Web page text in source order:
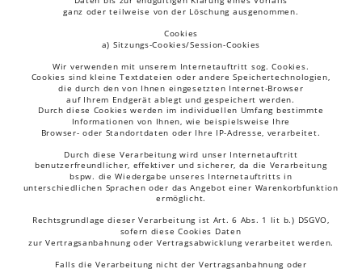
ganz oder teilweise von der Löschung ausgenommen.
Cookies
a) Sitzungs-Cookies/Session-Cookies
Wir verwenden mit unserem Internetauftritt sog. Cookies.
Cookies sind kleine Textdateien oder andere Speichertechnologien,
die durch den von Ihnen eingesetzten Internet-Browser
auf Ihrem Endgerät ablegt und gespeichert werden.
Durch diese Cookies werden im individuellen Umfang bestimmte
Informationen von Ihnen, wie beispielsweise Ihre
Browser- oder Standortdaten oder Ihre IP-Adresse, verarbeitet.
Durch diese Verarbeitung wird unser Internetauftritt
benutzerfreundlicher, effektiver und sicherer, da die Verarbeitung
bspw. die Wiedergabe unseres Internetauftritts in
unterschiedlichen Sprachen oder das Angebot einer Warenkorbfunktion
ermöglicht.
Rechtsgrundlage dieser Verarbeitung ist Art. 6 Abs. 1 lit b.) DSGVO,
sofern diese Cookies Daten
zur Vertragsanbahnung oder Vertragsabwicklung verarbeitet werden.
Falls die Verarbeitung nicht der Vertragsanbahnung oder